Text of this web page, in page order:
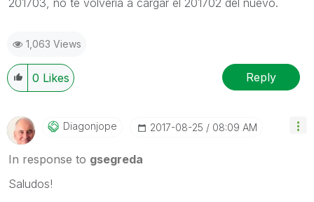
201703, no te volvería a cargar el 201702 del nuevo.
1,063 Views
0 Likes Reply
Diagonjope ‎2017-08-25 08:09 AM
In response to gsegreda
Saludos!